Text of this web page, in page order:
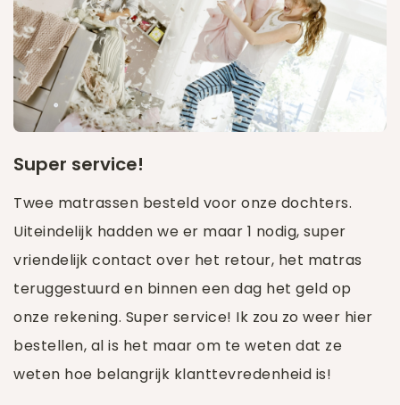
Super service!
Twee matrassen besteld voor onze dochters.
Uiteindelijk hadden we er maar 1 nodig, super
vriendelijk contact over het retour, het matras
teruggestuurd en binnen een dag het geld op
onze rekening. Super service! Ik zou zo weer hier
bestellen, al is het maar om te weten dat ze
weten hoe belangrijk klanttevredenheid is!